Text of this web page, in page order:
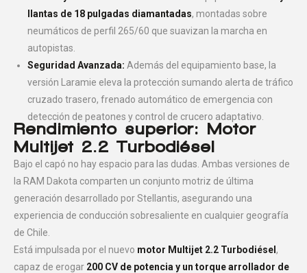
llantas de 18 pulgadas diamantadas, montadas sobre
neumáticos de perfil 265/60 que suavizan la marcha en
autopistas.
Seguridad Avanzada: Además del equipamiento base, la
versión Laramie eleva la protección sumando alerta de tráfico
cruzado trasero, frenado automático de emergencia con
detección de peatones y control de crucero adaptativo.
Rendimiento superior: Motor
Multijet 2.2 Turbodiésel
Bajo el capó no hay espacio para las dudas. Ambas versiones de
la RAM Dakota comparten un conjunto motriz de última
generación desarrollado por Stellantis, asegurando una
experiencia de conducción sobresaliente en cualquier geografía
de Chile.
Está impulsada por el nuevo motor Multijet 2.2 Turbodiésel ,
capaz de erogar 200 CV de potencia y un torque arrollador de